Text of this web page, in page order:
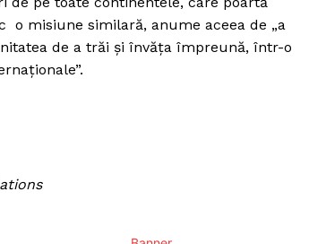
o misiune similară, anume aceea de „a
de a trăi şi învăţa împreună, într-o